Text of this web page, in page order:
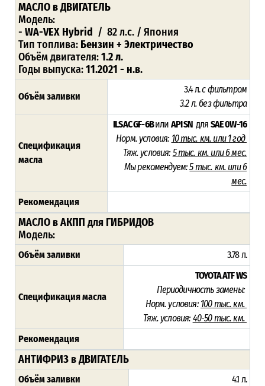
МАСЛО в ДВИГАТЕЛЬ
Модель:
- WA-VEX Hybrid / 82 л.с. / Япония
Тип топлива: Бензин + Электричество
Объём двигателя:1.2 л.
Годы выпуска:11.2021 - н.в.
Объём заливки
3.4 л.с фильтром
3.2 л. без фильтра
Спецификация
масла
ILSAC GF-6Bили API SN для SAE 0W-16
Норм. условия: 10тыс. км. или 1 год
Тяж. условия: 5тыс. км. или 6 мес.
Мы рекомендуем:5 тыс. км. или 6
мес.
Рекомендация
МАСЛО в АКПП для ГИБРИДОВ
Модель:
Объём заливки 3.78 л.
Спецификация масла
TOYOTA ATF WS
Периодичность замены:
Норм. условия: 100тыс. км.
Тяж. условия: 40-50 тыс. км.
Рекомендация
АНТИФРИЗ в ДВИГАТЕЛЬ
Объём заливки 4.1 л.